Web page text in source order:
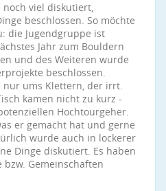
viel diskutiert,
beschlossen. So möchte
die Jugendgruppe ist
Jahr zum Bouldern
und des Weiteren wurde
beschlossen.
nur ums Klettern, der irrt.
kamen nicht zu kurz -
Hochtourgeher.
er gemacht hat und gerne
wurde auch in lockerer
Dinge diskutiert. Es haben
Gemeinschaften